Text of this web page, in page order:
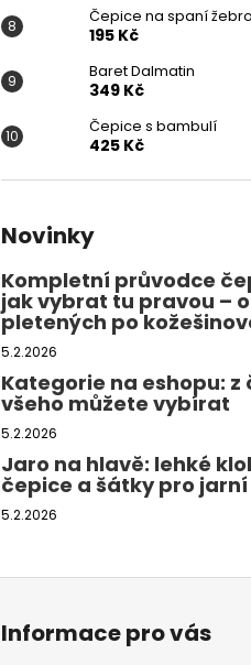
Čepice na spaní
195 Kč
Baret Dalmatin
349 Kč
Čepice s bambulí
425 Kč
Novinky
Kompletní průvodce
jak vybrat tu pravou –
pletených po
5.2.2026
Kategorie na eshopu: z
všeho můžete vybírat
5.2.2026
Jaro na hlavě: lehké
čepice a šátky pro
5.2.2026
Informace pro vás